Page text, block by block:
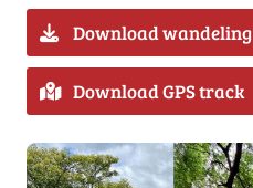
Download wandeling
Download GPS track